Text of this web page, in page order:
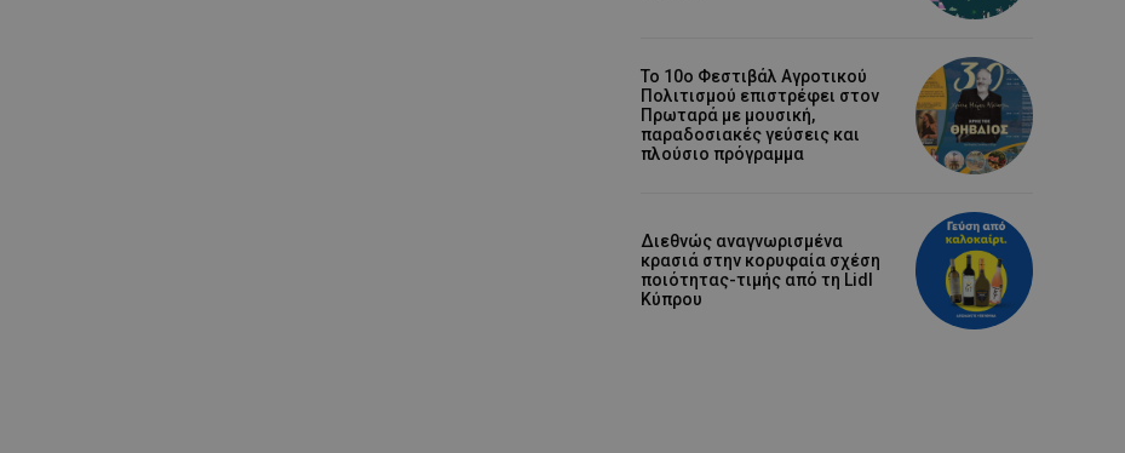
Το 10ο Φεστιβάλ Αγροτικού
Πολιτισμού επιστρέφει στον
Πρωταρά με μουσική,
παραδοσιακές γεύσεις και
πλούσιο πρόγραμμα
Διεθνώς αναγνωρισμένα
κρασιά στην κορυφαία σχέση
ποιότητας-τιμής από τη Lidl
Κύπρου